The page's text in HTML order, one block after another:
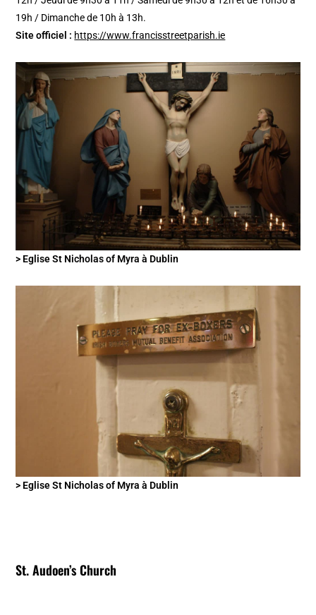
19h / Dimanche de 10h à 13h.
Site officiel : https://www.francisstreetparish.ie
> Eglise St Nicholas of Myra à Dublin
> Eglise St Nicholas of Myra à Dublin
St. Audoen’s Church